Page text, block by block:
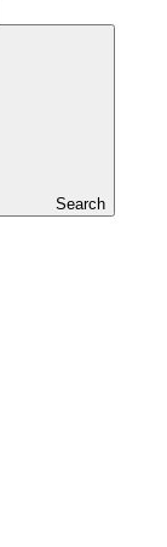
Search